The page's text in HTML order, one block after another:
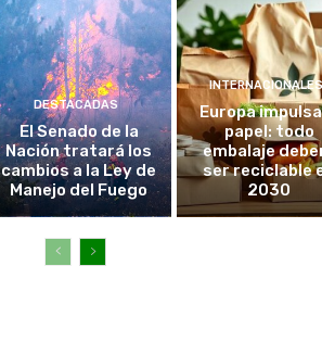
DESTACADAS
El Senado de la
Nación tratará los
cambios a la Ley de
Manejo del Fuego
Europa
papel: todo
embalaje
ser reciclable
2030